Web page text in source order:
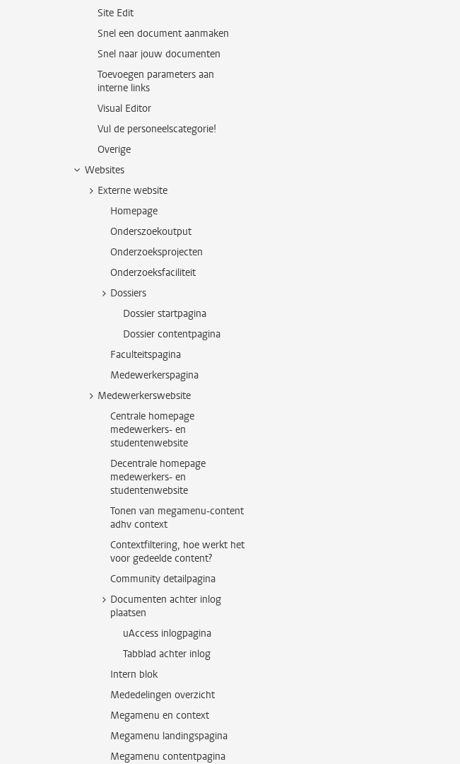
Site Edit
Snel een document aanmaken
Snel naar jouw documenten
Toevoegen parameters aan
interne links
Visual Editor
Vul de personeelscategorie!
Overige
Websites
Externe website
Homepage
Onderszoekoutput
Onderzoeksprojecten
Onderzoeksfaciliteit
Dossiers
Dossier startpagina
Dossier contentpagina
Faculteitspagina
Medewerkerspagina
Medewerkerswebsite
Centrale homepage
medewerkers- en
studentenwebsite
Decentrale homepage
medewerkers- en
studentenwebsite
Tonen van megamenu-content
adhv context
Contextfiltering, hoe werkt het
voor gedeelde content?
Community detailpagina
Documenten achter inlog
plaatsen
uAccess inlogpagina
Tabblad achter inlog
Intern blok
Mededelingen overzicht
Megamenu en context
Megamenu landingspagina
Megamenu contentpagina